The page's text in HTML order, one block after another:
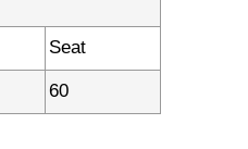
Seat
60